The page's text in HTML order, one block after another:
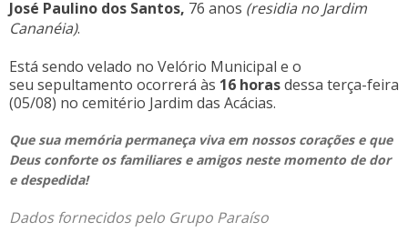
José Paulino dos Santos, 76 anos (residia no Jardim
Cananéia).
Está sendo velado no Velório Municipal e o
seu sepultamento ocorrerá às 16 horasdessa terça-feira
(05/08) no cemitério Jardim das Acácias.
Que sua memória permaneça viva em nossos corações e que
Deus conforte os familiares e amigos neste momento de dor
e despedida!
Dados fornecidos pelo Grupo Paraíso